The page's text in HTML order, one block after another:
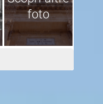
foto